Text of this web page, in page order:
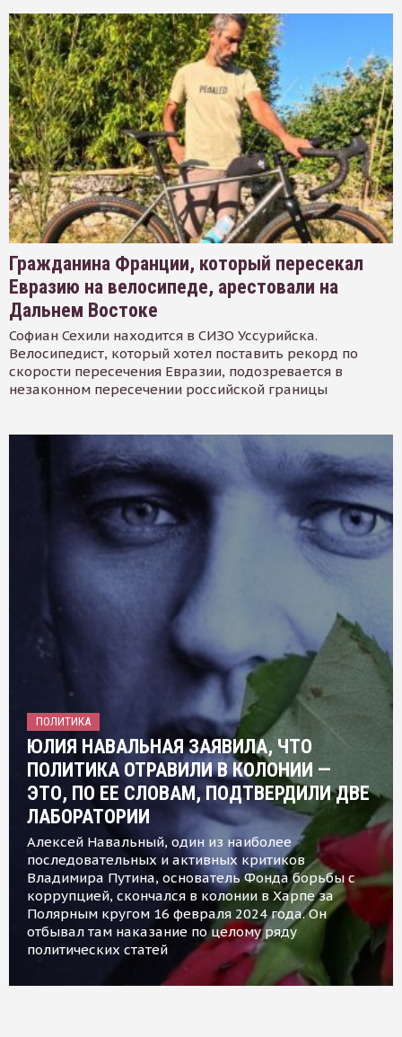
Гражданина Франции, который пересекал
Евразию на велосипеде, арестовали на
Дальнем Востоке
Софиан Сехили находится в СИЗО Уссурийска.
Велосипедист, который хотел поставить рекорд по
скорости пересечения Евразии, подозревается в
незаконном пересечении российской границы
ПОЛИТИКА
ЮЛИЯ НАВАЛЬНАЯ ЗАЯВИЛА, ЧТО
ПОЛИТИКА ОТРАВИЛИ В КОЛОНИИ —
ЭТО, ПО ЕЕ СЛОВАМ, ПОДТВЕРДИЛИ ДВЕ
ЛАБОРАТОРИИ
Алексей Навальный, один из наиболее
последовательных и активных критиков
Владимира Путина, основатель Фонда борьбы с
коррупцией, скончался в колонии в Харпе за
Полярным кругом 16 февраля 2024 года. Он
отбывал там наказание по целому ряду
политических статей